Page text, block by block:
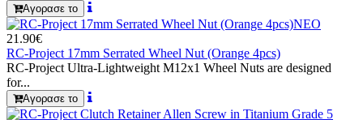
Αγορασε το
ΝΕΟ
21.90€
RC-Project 17mm Serrated Wheel Nut (Orange 4pcs)
RC-Project Ultra-Lightweight M12x1 Wheel Nuts are designed
for...
Αγορασε το